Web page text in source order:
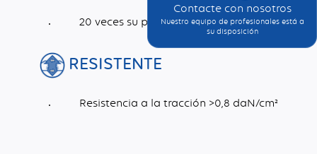
20 veces su peso seco
RESISTENTE
Resistencia a la tracción >0,8 daN/cm²
Contacte con nosotros
Nuestro equipo de profesionales está a
su disposición